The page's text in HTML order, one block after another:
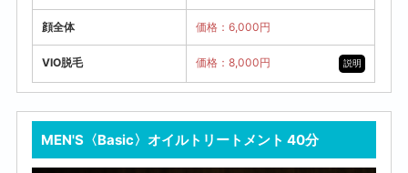
顔全体 価格：6,000円
VIO脱毛 説明
価格：8,000円
MEN'S〈Basic〉オイルトリートメント 40分